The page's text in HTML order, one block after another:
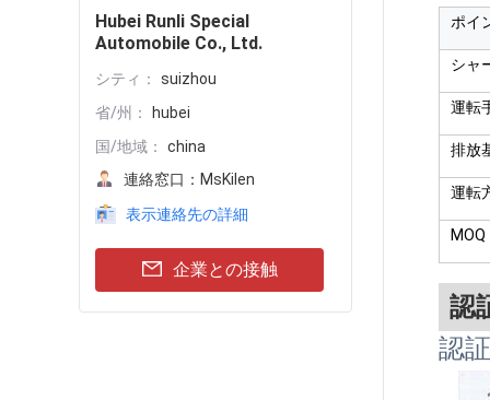
Hubei Runli Special
Automobile Co., Ltd.
シティ：
suizhou
省/州：
hubei
国/地域：
china
連絡窓口： MsKilen
表示連絡先の詳細
企業との接触
ポイ
シャ
運転
排放
運転
MOQ
認
認証